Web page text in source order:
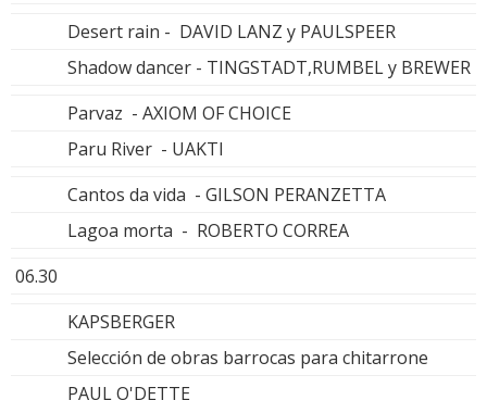
Desert rain - DAVID LANZ y PAULSPEER
Shadow dancer - TINGSTADT,RUMBEL y BREWER
Parvaz - AXIOM OF CHOICE
Paru River - UAKTI
Cantos da vida - GILSON PERANZETTA
Lagoa morta - ROBERTO CORREA
06.30
KAPSBERGER
Selección de obras barrocas para chitarrone
PAUL O'DETTE